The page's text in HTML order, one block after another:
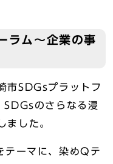
ム～企業の事
市SDGsプラットフ
SDGsのさらなる浸
ました。
テーマに、染めQテ